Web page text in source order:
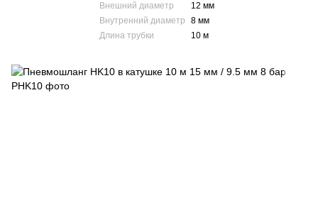
Внешний диаметр
12 мм
Внутренний диаметр
8 мм
Длина трубки
10 м